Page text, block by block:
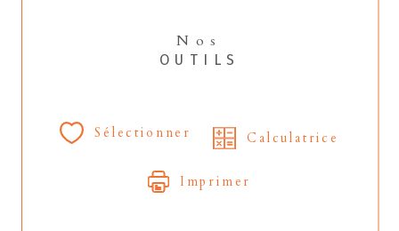
Nos
OUTILS
Sélectionner Calculatrice
Imprimer